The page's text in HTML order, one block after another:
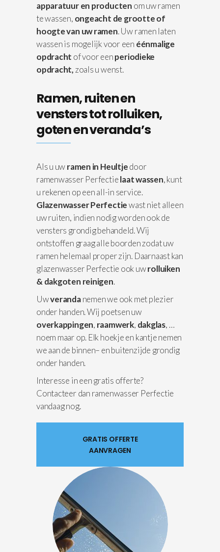
apparatuuren producten om uw ramen
te wassen, ongeacht de grootte of
hoogte van uw ramen. Uw ramen laten
wassen is mogelijk voor een éénmalige
opdracht of voor eenperiodieke
opdracht, zoals u wenst.
Ramen, ruiten en
vensters tot rolluiken,
goten en veranda’s
Als u uwramen in Heultjedoor
ramenwasser Perfectielaat wassen, kunt
u rekenen op een all-in service.
Glazenwasser Perfectiewast niet alleen
uw ruiten, indien nodig worden ook de
vensters grondig behandeld. Wij
ontstoffen graag alle boorden zodat uw
ramen helemaal proper zijn. Daarnaast kan
glazenwasser Perfectie ook uwrolluiken
& dakgoten reinigen.
Uwverandanemen we ook met plezier
onder handen. Wij poetsen uw
overkappingen, raamwerk, dakglas, …
noem maar op. Elk hoekje en kantje nemen
we aan de binnen– en buitenzijde grondig
onder handen.
Interesse in een gratis offerte?
Contacteer dan ramenwasser Perfectie
vandaag nog.
GRATIS OFFERTE
AANVRAGEN